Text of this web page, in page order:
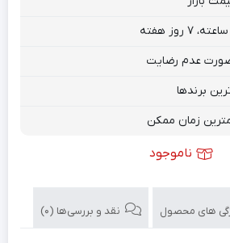
عدم رضایت
برندها
زمان ممکن
ناموجود
های محصول نقد و بررسی‌ها (0)